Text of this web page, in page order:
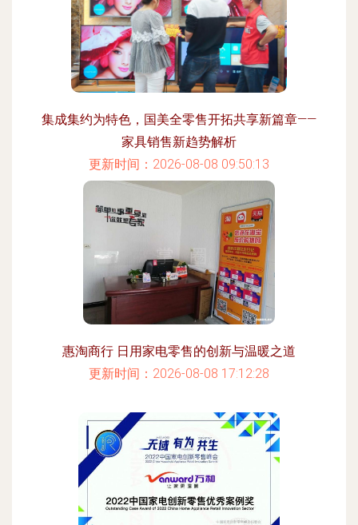
集成集约为特色，国美全零售开拓共享新篇章——
家具销售新趋势解析
更新时间：2026-08-08 09:50:13
惠淘商行 日用家电零售的创新与温暖之道
更新时间：2026-08-08 17:12:28